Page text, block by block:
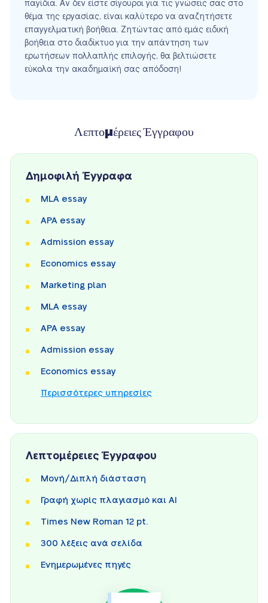
παγίδια. Αν δεν είστε σίγουροι για τις γνώσεις σας στο
θέμα της εργασίας, είναι καλύτερο να αναζητήσετε
επαγγελματική βοήθεια. Ζητώντας από εμάς ειδική
βοήθεια στο διαδίκτυο για την απάντηση των
ερωτήσεων πολλαπλής επιλογής, θα βελτιώσετε
εύκολα την ακαδημαϊκή σας απόδοση!
Λεπτομέρειες Έγγραφου
Δημοφιλή Έγγραφα
MLA essay
APA essay
Admission essay
Economics essay
Marketing plan
MLA essay
APA essay
Admission essay
Economics essay
Περισσότερες υπηρεσίες
Λεπτομέρειες Έγγραφου
Μονή/Διπλή διάσταση
Γραφή χωρίς πλαγιασμό και AI
Times New Roman 12 pt.
300 λέξεις ανά σελίδα
Ενημερωμένες πηγές